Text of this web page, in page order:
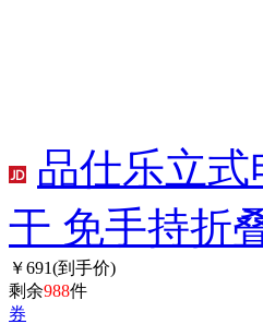
品仕乐立
干 免手持折
￥691(到手价)
剩余988件
券